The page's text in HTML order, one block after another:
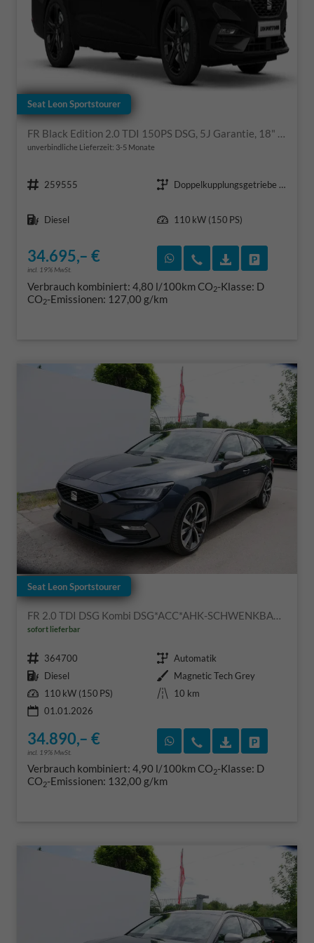
Seat Leon Sportstourer
FR Black Edition 2.0 TDI 150PS DSG, 5J Garantie, 18" Alu schwarz Winterpaket, Alarm, 3-Zonen-Climatronic, Abgedunkelte Scheiben, Park Assistent, Rückfahrkamera, Parksensoren vorn/hinten, Sportsitze, NAVIGATION 12,9", ACC, TOTER-WINKEL, MATRIX-LED-SCHEINWERFER
unverbindliche Lieferzeit: 3-5 Monate
259555
Doppelkupplungsgetriebe (DSG)
Diesel
110 kW (150 PS)
34.695,– €
incl. 19% MwSt.
Rückruf vereinbaren
Wir rufen Sie an
Verbrauch kombiniert: 4,80 l/100kmCO2-Klasse: D
CO2-Emissionen: 127,00 g/km
Seat Leon Sportstourer
FR 2.0 TDI DSG Kombi DSG*ACC*AHK-SCHWENKBAR*NAVI*RFK*FULL LINK*TRAVEL ASSIST*
sofort lieferbar
Fahrzeugnr. 364700 Getriebe Automatik
Kraftstoff Diesel Außenfarbe Magnetic Tech Grey
Leistung 110 kW (150 PS) Kilometerstand
10 km
01.01.2026
34.890,– €
incl. 19% MwSt.
Rückruf vereinbaren
Wir rufen Sie an
Verbrauch kombiniert: 4,90 l/100kmCO2-Klasse: D
CO2-Emissionen: 132,00 g/km